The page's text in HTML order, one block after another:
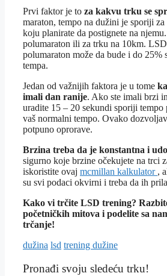
Prvi faktor je to za kakvu trku se
maraton, tempo na dužini je sporiji
koju planirate da postignete na
polumaraton ili za trku na 10km.
polumaraton može da bude i do 25%
tempa.
Jedan od važnijih faktora je u tome
imali dan ranije. Ako ste imali brzi
uradite 15 – 20 sekundi sporiji
vaš normalni tempo. Ovako
potpuno oprorave.
Brzina treba da je konstantna i
sigurno koje brzine očekujete na trci
iskoristite ovaj mcmillan kalkulator ,
su svi podaci okvirni i treba da ih
Kako vi trčite LSD trening?
početničkih mitova i podelite sa
trčanje!
Tagovi
dužina lsd trening dužine
Pronađi svoju sledeću trku!